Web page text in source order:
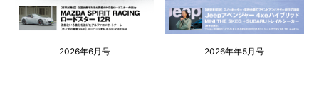
2026年6月号 2026年年5月号